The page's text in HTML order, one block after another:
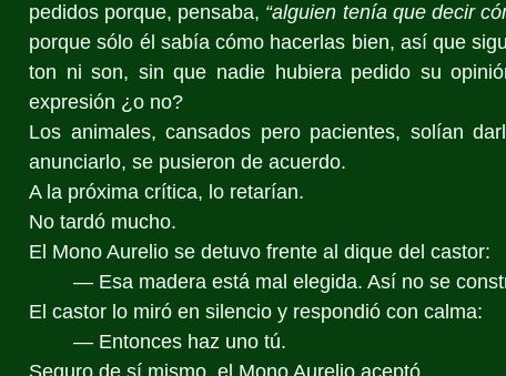
pedidos porque, pensaba, “alguien tenía que decir
porque sólo él sabía cómo hacerlas bien, así que
ton ni son, sin que nadie hubiera pedido su
expresión ¿o no?
Los animales, cansados pero pacientes, solían
anunciarlo, se pusieron de acuerdo.
A la próxima crítica, lo retarían.
No tardó mucho.
El Mono Aurelio se detuvo frente al dique del castor:
— Esa madera está mal elegida. Así no se
El castor lo miró en silencio y respondió con calma:
	— Entonces haz uno tú.
Seguro de sí mismo, el Mono Aurelio aceptó.